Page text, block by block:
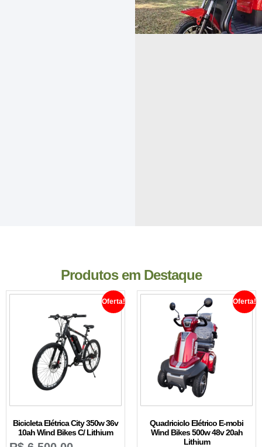
Produtos em Destaque
Oferta!
Bicicleta Elétrica City 350w 36v
10ah Wind Bikes C/ Lithium
Oferta!
Quadriciclo Elétrico E-mobi
Wind Bikes 500w 48v 20ah
Lithium